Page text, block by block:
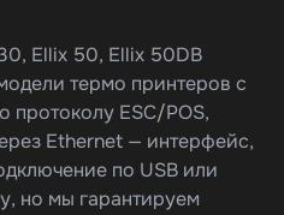
Ellix 50, Ellix 50DB
термо принтеров с
ESC/POS,
Ethernet — интерфейс,
по USB или
но мы гарантируем